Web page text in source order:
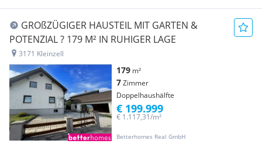
GROßZÜGIGER HAUSTEIL MIT GARTEN &
POTENZIAL ? 179 M² IN RUHIGER LAGE
3171 Kleinzell
179 m²
7Zimmer
Doppelhaushälfte
Betterhomes Real GmbH
€ 1.117,31/m²
€ 199.999